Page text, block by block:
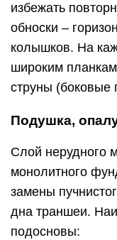
избежать
обноски –
колышков. На
широким
струны (боковые
Подушка,
Слой нерудного
монолитного
замены
дна траншеи.
подосновы: